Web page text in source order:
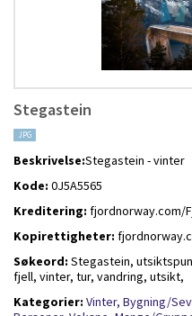
Stegastein
JPG
Beskrivelse:Stegastein - vinter
Kode: 0J5A5565
Kreditering: fjordnorway.com/
Kopirettigheter:
Søkeord: Stegastein,
fjell, vinter, tur, vandring, utsikt,
Kategorier: Vinter, Bygning/